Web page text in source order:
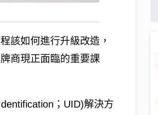
該如何進行升級改造，
商現正面臨的重要課
；UID)解決方